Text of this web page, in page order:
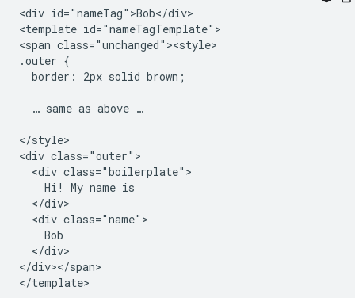
<div id="nameTag">Bob</div>
<template id="nameTagTemplate">
<span class="unchanged"><style>
.outer {
  border: 2px solid brown;
  … same as above …
</style>
<div class="outer">
  <div class="boilerplate">
    Hi! My name is
  </div>
  <div class="name">
    Bob
  </div>
</div></span>